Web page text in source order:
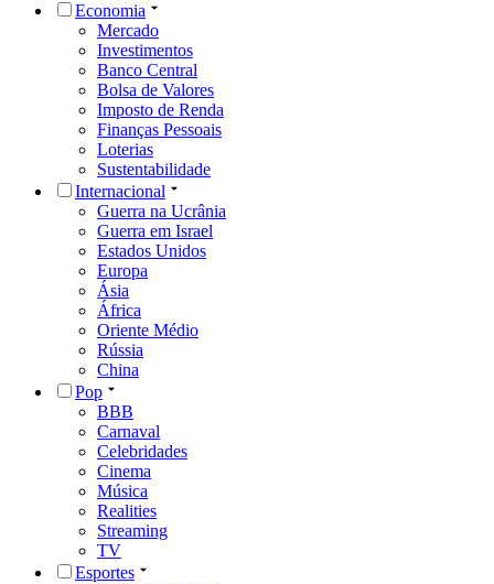
Economia
Mercado
Investimentos
Banco Central
Bolsa de Valores
Imposto de Renda
Finanças Pessoais
Loterias
Sustentabilidade
Internacional
Guerra na Ucrânia
Guerra em Israel
Estados Unidos
Europa
Ásia
África
Oriente Médio
Rússia
China
Pop
BBB
Carnaval
Celebridades
Cinema
Música
Realities
Streaming
TV
Esportes